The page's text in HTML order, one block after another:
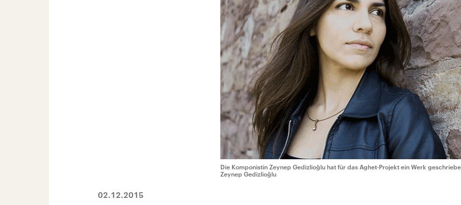
Die Komponistin Zeynep Gedizlioğlu hat für das Aghet-Projekt ein Werk
Zeynep Gedizlioğlu
02.12.2015